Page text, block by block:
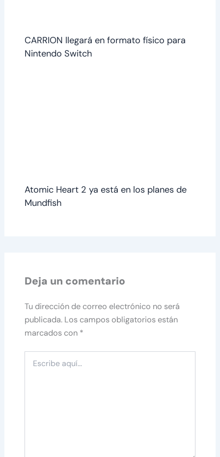
CARRION llegará en formato físico para
Nintendo Switch
Atomic Heart 2 ya está en los planes de
Mundfish
Deja un comentario
Tu dirección de correo electrónico no será
publicada. Los campos obligatorios están
marcados con *
aquí...